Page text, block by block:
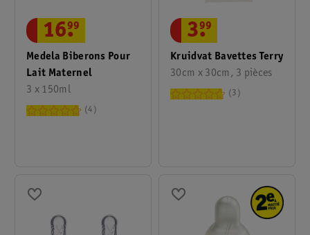
Medela Biberons Pour
Lait Maternel
3 x 150ml
16.
99
4
Kruidvat Bavettes Terry
30cm x 30cm, 3 pièces
3.
99
3